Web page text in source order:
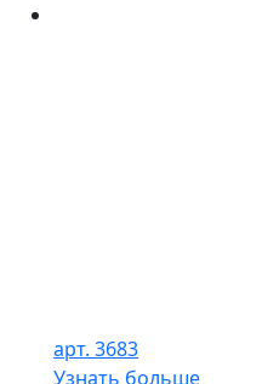
арт. 3683
Узнать больше